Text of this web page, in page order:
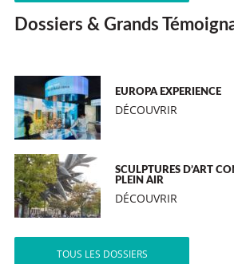
Dossiers & Grands
EUROPA EXPERIENCE
DÉCOUVRIR
SCULPTURES D’ART
PLEIN AIR
DÉCOUVRIR
TOUS LES DOSSIERS